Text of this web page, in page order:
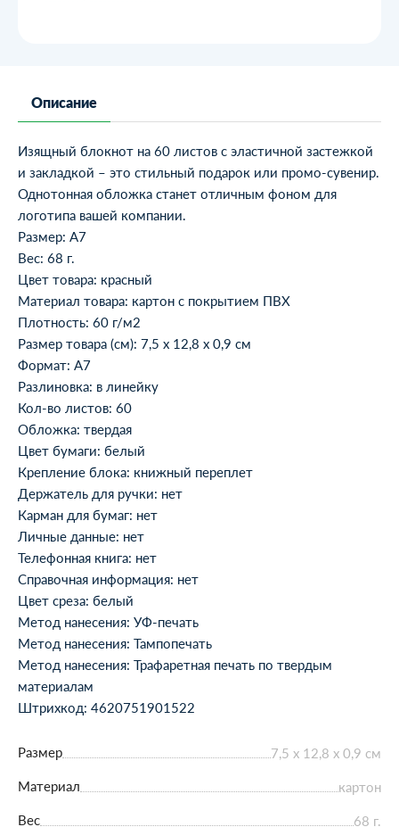
Описание
Изящный блокнот на 60 листов с эластичной застежкой
и закладкой – это стильный подарок или промо-сувенир.
Однотонная обложка станет отличным фоном для
логотипа вашей компании.
Размер: A7
Вес: 68 г.
Цвет товара: красный
Материал товара: картон с покрытием ПВХ
Плотность: 60 г/м2
Размер товара (см): 7,5 х 12,8 х 0,9 см
Формат: A7
Разлиновка: в линейку
Кол-во листов: 60
Обложка: твердая
Цвет бумаги: белый
Крепление блока: книжный переплет
Держатель для ручки: нет
Карман для бумаг: нет
Личные данные: нет
Телефонная книга: нет
Справочная информация: нет
Цвет среза: белый
Метод нанесения: УФ-печать
Метод нанесения: Тампопечать
Метод нанесения: Трафаретная печать по твердым
материалам
Штрихкод: 4620751901522
Размер
7,5 х 12,8 х 0,9 см
Материал
картон
Вес
68 г.